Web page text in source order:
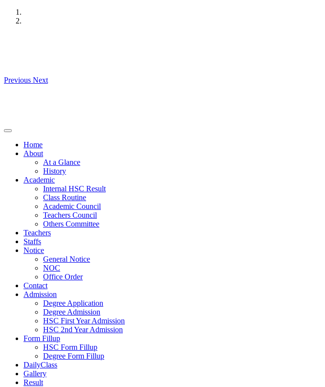
Skip
Previous Next
Home
About
At a Glance
History
Academic
Internal HSC Result
Class Routine
Academic Council
Teachers Council
Others Committee
Teachers
Staffs
Notice
General Notice
NOC
Office Order
Contact
Admission
Degree Application
Degree Admission
HSC First Year Admission
HSC 2nd Year Admission
Form Fillup
HSC Form Fillup
Degree Form Fillup
DailyClass
Gallery
Result